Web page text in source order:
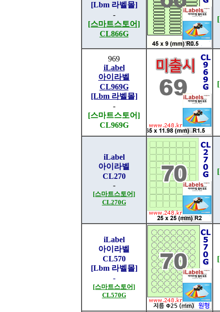
[Lbm 라벨몰]
-
[스마트스토어]
CL866G
969
iLabel
아이라벨
CL969G
[Lbm 라벨몰]
-
[스마트스토어]
CL969G
iLabel
아이라벨
CL270
-
[스마트스토어]
CL270G
iLabel
아이라벨
CL570
[Lbm 라벨몰]
-
[스마트스토어]
CL570G